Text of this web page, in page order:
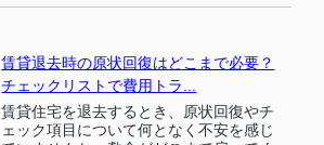
賃貸退去時の原状回復はどこまで必要？
チェックリストで費用トラ...
賃貸住宅を退去するとき、原状回復やチ
ェック項目について何となく不安を感じ